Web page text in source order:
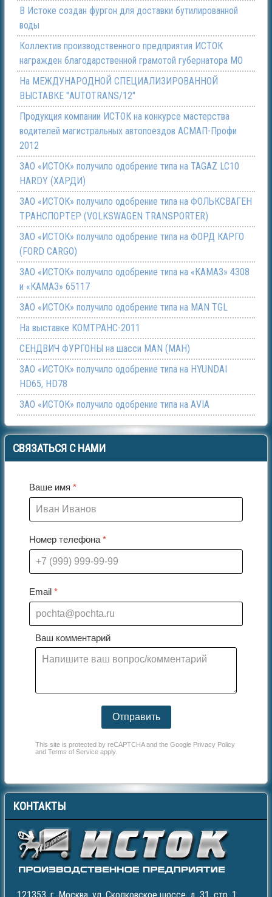
В Истоке создан фургон для доставки бутилированной
воды
Коллектив производственного предприятия ИСТОК
награжден благодарственной грамотой губернатора МО
На МЕЖДУНАРОДНОЙ СПЕЦИАЛИЗИРОВАННОЙ
ВЫСТАВКЕ "AUTOTRANS/12"
Продукция компании ИСТОК на конкурсе мастерства
водителей магистральных автопоездов АСМАП-Профи
2012
ЗАО «ИСТОК» получило одобрение типа на TAGAZ LC10
HARDY (ХАРДИ)
ЗАО «ИСТОК» получило одобрение типа на ФОЛЬКСВАГЕН
ТРАНСПОРТЕР (VOLKSWAGEN TRANSPORTER)
ЗАО «ИСТОК» получило одобрение типа на ФОРД КАРГО
(FORD CARGO)
ЗАО «ИСТОК» получило одобрение типа на «КАМАЗ» 4308
и «КАМАЗ» 65117
ЗАО «ИСТОК» получило одобрение типа на МАN TGL
На выставке КОМТРАНС-2011
СЕНДВИЧ ФУРГОНЫ на шасси МАN (МАН)
ЗАО «ИСТОК» получило одобрение типа на HYUNDAI
HD65, HD78
ЗАО «ИСТОК» получило одобрение типа на АVIA
СВЯЗАТЬСЯ С НАМИ
Ваше имя *
Номер телефона *
Email *
Ваш комментарий
Отправить
This site is protected by reCAPTCHA and the Google Privacy Policy
and Terms of Service apply.
КОНТАКТЫ